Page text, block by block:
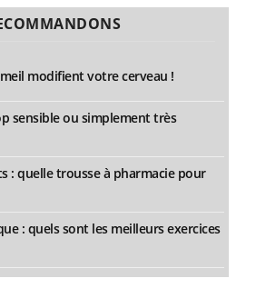
modifient votre cerveau !
sensible ou simplement très
: quelle trousse à pharmacie pour
: quels sont les meilleurs exercices